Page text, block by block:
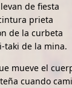
de fiesta
prieta
de la curbeta
taki de la mina.
mueve el
cuando